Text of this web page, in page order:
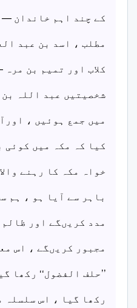
کے چند اہم خاندان —
مطلب ، اسد بن عبد
کلاب اور تمیم بن
شخصیتیں عبد اللہ
میں جمع ہوئیں ،
کیا کہ مکہ میں کوئی
خواہ مکہ کا رہنے
باہر سے آیا ہو ، ہم
مدد کریںگے اور
مجبور کریںگے ، اس
’’حلف الفضول‘‘ رکھا
رکھا گیا ، اس سلسلہ